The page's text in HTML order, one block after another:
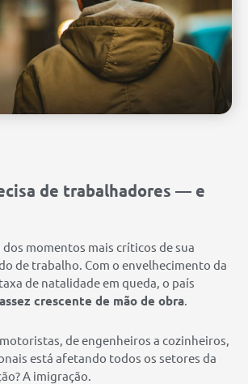
de trabalhadores — e
dos momentos mais críticos de sua
de trabalho. Com o envelhecimento da
de natalidade em queda, o país
crescente de mão de obra.
de engenheiros a cozinheiros,
está afetando todos os setores da
A imigração.